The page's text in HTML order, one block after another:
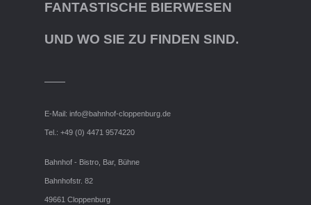
FANTASTISCHE BIERWESEN
UND WO SIE ZU FINDEN SIND.
E-Mail: info@bahnhof-cloppenburg.de
Tel.: +49 (0) 4471 9574220
Bahnhof - Bistro, Bar, Bühne
Bahnhofstr. 82
49661 Cloppenburg